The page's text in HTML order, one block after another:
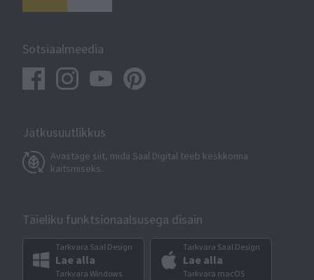
Sotsiaalmeedia
Jätkusuutlikkus
Avastage siit, mida Saal Digital teeb keskkonna
kaitsmiseks.
Täieliku funktsionaalsusega disain
Tarkvara Saal Design
Lae alla
Tarkvara Windows
Tarkvara Saal Design
Lae alla
Tarkvara macOS